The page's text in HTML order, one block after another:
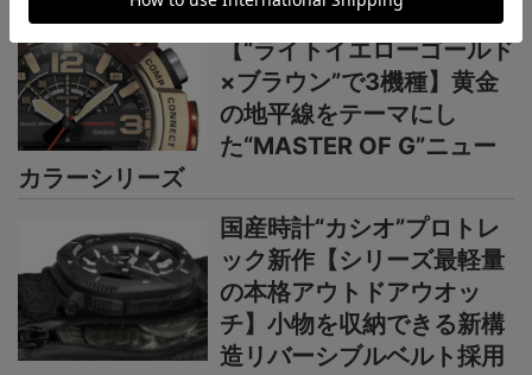
カシオ“G-SHOCK”新作
【“ライトイエローゴールド
×ブラウン”で3機種】黄金
の地平線をテーマにし
た“MASTER OF G”ニュー
カラーシリーズ
国産時計“カシオ”プロトレ
ック新作【シリーズ最軽量
の本格アウトドアウオッ
チ】小物を収納できる新構
造リバーシブルベルト採用